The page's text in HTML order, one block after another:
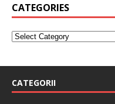
CATEGORIES
CATEGORII